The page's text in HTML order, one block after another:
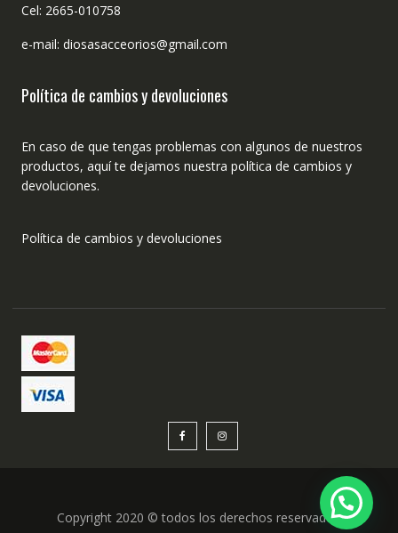
Cel: 2665-010758
e-mail: diosasacceorios@gmail.com
Política de cambios y devoluciones
En caso de que tengas problemas con algunos de nuestros
productos, aquí te dejamos nuestra política de cambios y
devoluciones.
Política de cambios y devoluciones
Copyright 2020 © todos los derechos reservados